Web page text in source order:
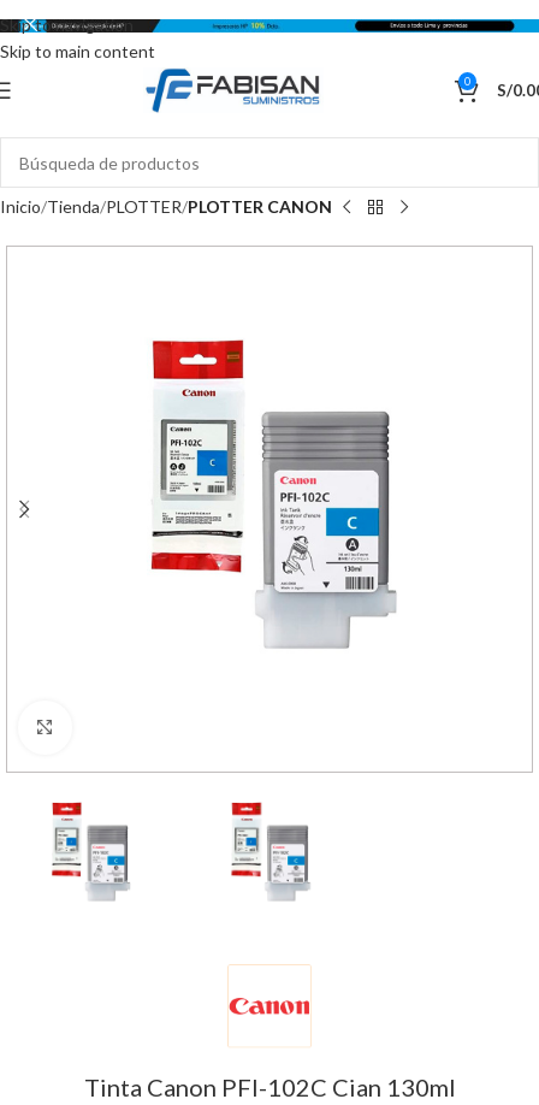
Skip to navigation
Skip to main content
0 S/
Inicio Tienda PLOTTER PLOTTER CANON
Tinta Canon PFI-102C Cian 130ml